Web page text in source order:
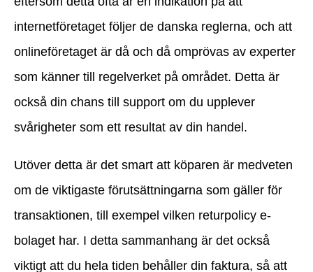
internetföretaget följer de danska reglerna, och att
onlineföretaget är då och då omprövas av experter
som känner till regelverket på området. Detta är
också din chans till support om du upplever
svårigheter som ett resultat av din handel.
Utöver detta är det smart att köparen är medveten
om de viktigaste förutsättningarna som gäller för
transaktionen, till exempel vilken returpolicy e-
bolaget har. I detta sammanhang är det också
viktigt att du hela tiden behåller din faktura, så att